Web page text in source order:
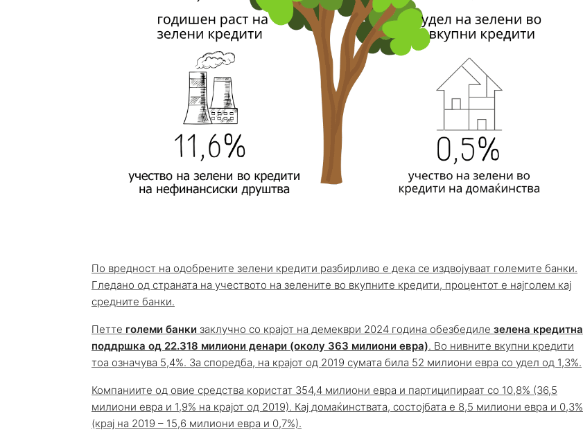
По вредност на одобрените зелени кредити разбирливо е дека се издвојуваат големите банки.
Гледано од страната на учеството на зелените во вкупните кредити, процентот е најголем кај
средните банки.
Петте големи банки заклучно со крајот на демекври 2024 година обезбедиле зелена кредитна
поддршка од 22.318 милиони денари (околу 363 милиони евра). Во нивните вкупни кредити
тоа означува 5,4%. За споредба, на крајот од 2019 сумата била 52 милиони евра со удел од 1,3%.
Компаниите од овие средства користат 354,4 милиони евра и партиципираат со 10,8% (36,5
милиони евра и 1,9% на крајот од 2019). Кај домаќинствата, состојбата е 8,5 милиони евра и 0,3%
(крај на 2019 – 15,6 милиони евра и 0,7%).